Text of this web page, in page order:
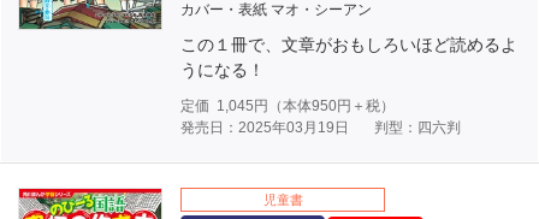
カバー・表紙 マオ・シーアン
この１冊で、文章がおもしろいほど読めるよ
うになる！
定価 1,045 円（本体950円＋税）
発売日：2025年03月19日
判型：四六判
児童書